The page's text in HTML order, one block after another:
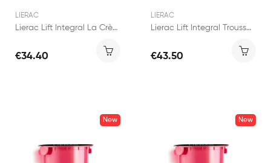
LIERAC
Lierac Lift Integral La Crème Jour...
€34.40
LIERAC
Lierac Lift Integral Trousse Votre Protocole...
€43.50
New New